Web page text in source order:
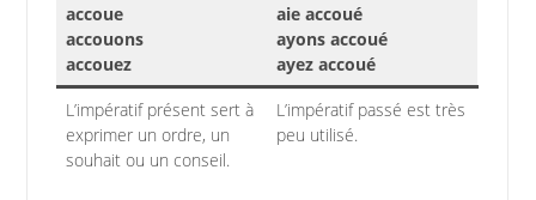
accoue
accouons
accouez
aie accoué
ayons accoué
ayez accoué
L’impératif présent sert à
exprimer un ordre, un
souhait ou un conseil.
L’impératif passé est très
peu utilisé.